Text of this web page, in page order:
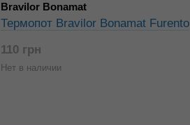
Bravilor Bonamat
Термопот Bravilor Bonamat Furento
110 грн
Нет в наличии